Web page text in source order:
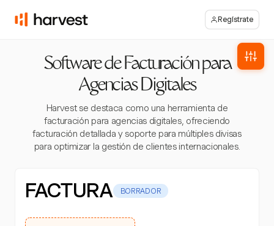
Regístrate
Software de Facturación para
Agencias Digitales
Harvest se destaca como una herramienta de
facturación para agencias digitales, ofreciendo
facturación detallada y soporte para múltiples divisas
para optimizar la gestión de clientes internacionales.
FACTURA BORRADOR